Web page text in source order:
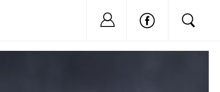
Nu ai cont?